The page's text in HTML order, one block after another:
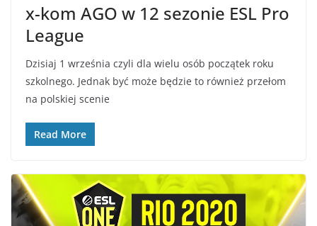
x-kom AGO w 12 sezonie ESL Pro
League
Dzisiaj 1 września czyli dla wielu osób początek roku
szkolnego. Jednak być może będzie to również przełom
na polskiej scenie
Read More